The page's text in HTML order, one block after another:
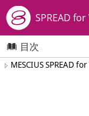
SPREAD